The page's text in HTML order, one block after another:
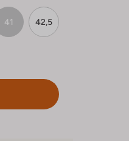
41 42,5